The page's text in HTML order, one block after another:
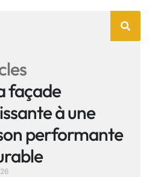
façade
à une
performante